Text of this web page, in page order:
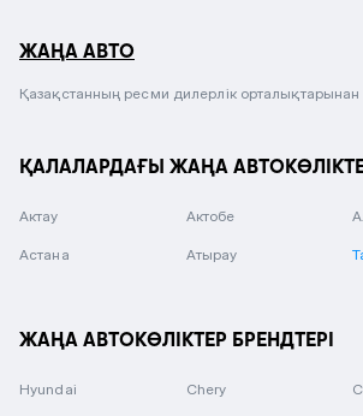
ЖАҢА АВТО
Қазақстанның ресми дилерлік орталықтарынан
ҚАЛАЛАРДАҒЫ ЖАҢА
Актау Актобе
Астана Атырау
ЖАҢА АВТОКӨЛІКТЕР БРЕНДТЕРІ
Hyundai Chery